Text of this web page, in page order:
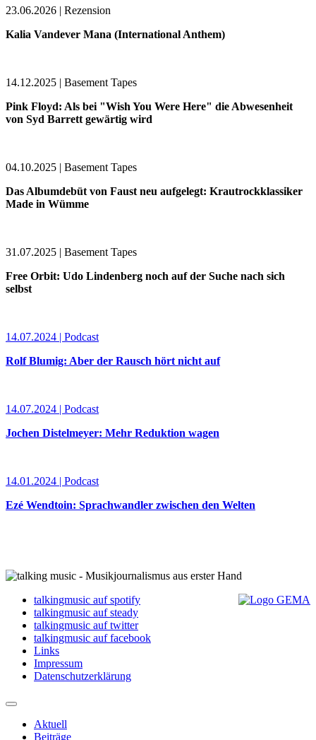
23.06.2026 | Rezension
Kalia Vandever Mana (International Anthem)
14.12.2025 | Basement Tapes
Pink Floyd: Als bei "Wish You Were Here" die Abwesenheit
von Syd Barrett gewärtig wird
04.10.2025 | Basement Tapes
Das Albumdebüt von Faust neu aufgelegt: Krautrockklassiker
Made in Wümme
31.07.2025 | Basement Tapes
Free Orbit: Udo Lindenberg noch auf der Suche nach sich
selbst
14.07.2024 | Podcast
Rolf Blumig: Aber der Rausch hört nicht auf
14.07.2024 | Podcast
Jochen Distelmeyer: Mehr Reduktion wagen
14.01.2024 | Podcast
Ezé Wendtoin: Sprachwandler zwischen den Welten
talkingmusic auf spotify
talkingmusic auf steady
talkingmusic auf twitter
talkingmusic auf facebook
Links
Impressum
Datenschutzerklärung
Aktuell
Beiträge